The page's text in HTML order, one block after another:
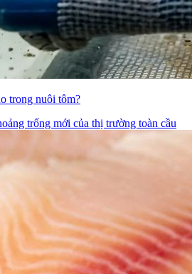
trong nuôi tôm?
trống mới của thị trường toàn cầu